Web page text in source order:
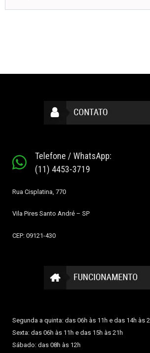
Telefone / WhatsApp:
(11) 4453-3719
Rua Cisplatina, 770
Vila Pires Santo André – SP
CEP: 09121-430
Segunda a quinta: das 06h às 11h e das 14h às
Sexta: das 06h às 11h e das 15h às 21h
Sábado: das 08h às 12h